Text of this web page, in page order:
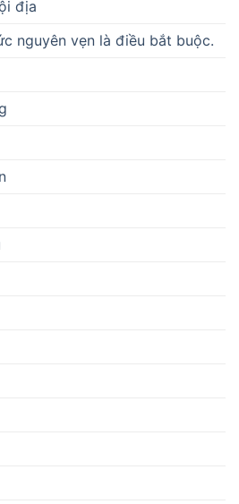
địa
nguyên vẹn là điều bắt buộc.